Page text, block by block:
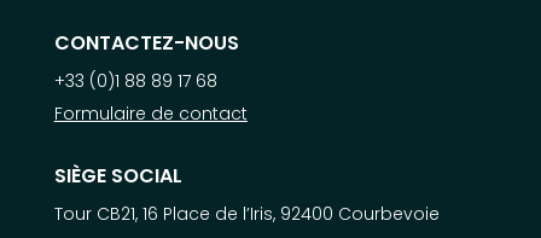
CONTACTEZ-NOUS
+33 (0)1 88 89 17 68
Formulaire de contact
SIÈGE SOCIAL
Tour CB21, 16 Place de l’Iris, 92400 Courbevoie